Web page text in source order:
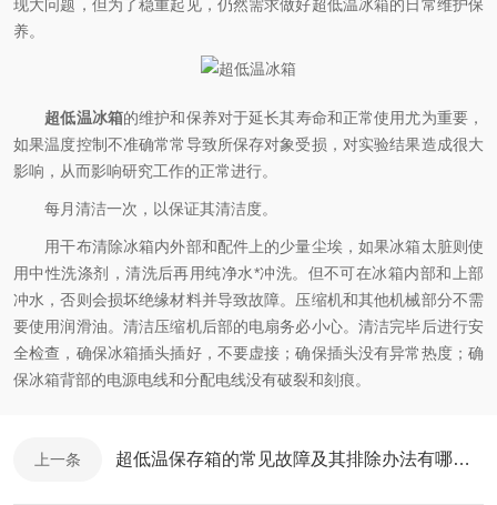
现大问题，但为了稳重起见，仍然需求做好超低温冰箱的日常维护保
养。
超低温冰箱的维护和保养对于延长其寿命和正常使用尤为重要，
如果温度控制不准确常常导致所保存对象受损，对实验结果造成很大
影响，从而影响研究工作的正常进行。
每月清洁一次，以保证其清洁度。
用干布清除冰箱内外部和配件上的少量尘埃，如果冰箱太脏则使
用中性洗涤剂，清洗后再用纯净水*冲洗。但不可在冰箱内部和上部
冲水，否则会损坏绝缘材料并导致故障。压缩机和其他机械部分不需
要使用润滑油。清洁压缩机后部的电扇务必小心。清洁完毕后进行安
全检查，确保冰箱插头插好，不要虚接；确保插头没有异常热度；确
保冰箱背部的电源电线和分配电线没有破裂和刻痕。
上一条 超低温保存箱的常见故障及其排除办法有哪些？